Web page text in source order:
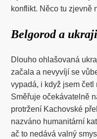
konflikt. Něco tu zjevně
Belgorod a
Dlouho ohlašovaná
začala a nevyvíjí se
vypadá, i když jsem četl
Směřuje očekávatelně
protržení Kachovské
nazváno humanitární
ač to nedává valný